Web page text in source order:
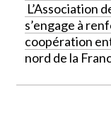
L’Association
s’engage à
coopération
nord de la